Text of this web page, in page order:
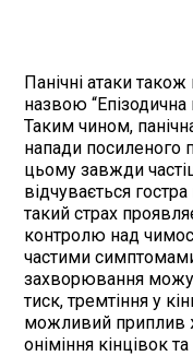
Панічні атаки
назвою
Таким чином,
напади посиленого
цьому завжди
відчувається
такий страх
контролю над
частими
захворювання
тиск, тремтіння у
можливий приплив
оніміння кінцівок